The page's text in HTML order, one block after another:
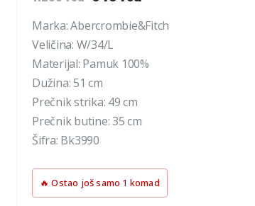
cena
je
bila:
1.290 rsd.
cena
je:
Marka: Abercrombie&Fitch
Veličina: W/34/L
Materijal: Pamuk 100%
Dužina: 51 cm
Prečnik strika: 49 cm
Prečnik butine: 35 cm
Šifra: Bk3990
🔥 Ostao još samo 1 komad